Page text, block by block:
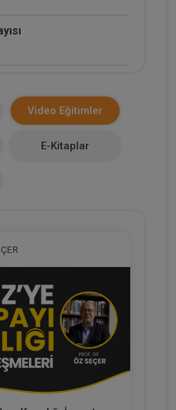
Video Eğitimler
E-Kitaplar